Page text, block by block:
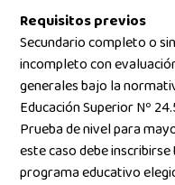
Requisitos previos
Secundario completo o
incompleto con
generales bajo la
Educación Superior Nº
Prueba de nivel para
este caso debe
programa educativo